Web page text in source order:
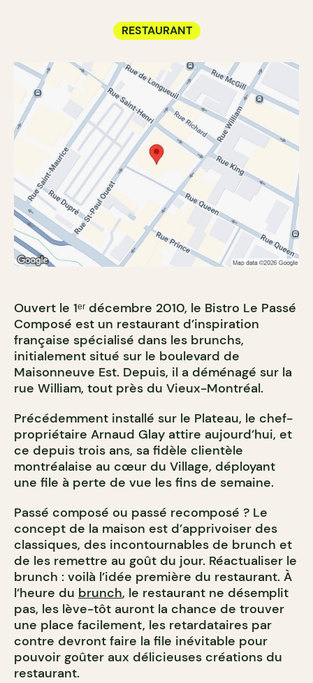
RESTAURANT
Ouvert le 1ᵉʳ décembre 2010, le Bistro Le Passé
Composé est un restaurant d’inspiration
française spécialisé dans les brunchs,
initialement situé sur le boulevard de
Maisonneuve Est. Depuis, il a déménagé sur la
rue William, tout près du Vieux-Montréal.
Précédemment installé sur le Plateau, le chef-
propriétaire Arnaud Glay attire aujourd’hui, et
ce depuis trois ans, sa fidèle clientèle
montréalaise au cœur du Village, déployant
une file à perte de vue les fins de semaine.
Passé composé ou passé recomposé ? Le
concept de la maison est d’apprivoiser des
classiques, des incontournables de brunch et
de les remettre au goût du jour. Réactualiser le
brunch : voilà l’idée première du restaurant. À
l’heure du brunch, le restaurant ne désemplit
pas, les lève-tôt auront la chance de trouver
une place facilement, les retardataires par
contre devront faire la file inévitable pour
pouvoir goûter aux délicieuses créations du
restaurant.